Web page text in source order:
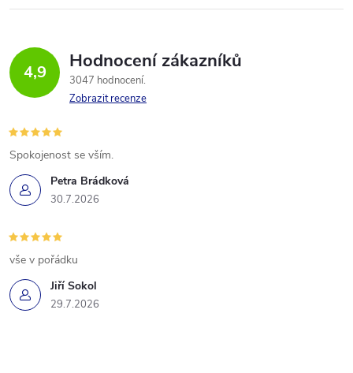
4,9 Hodnocení zákazníků
3047 hodnocení
Zobrazit recenze
Petra Brádková
30.7.2026
Spokojenost se vším.
Jiří Sokol
29.7.2026
vše v pořádku